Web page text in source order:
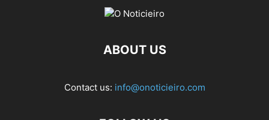
ABOUT US
Contact us: info@onoticieiro.com